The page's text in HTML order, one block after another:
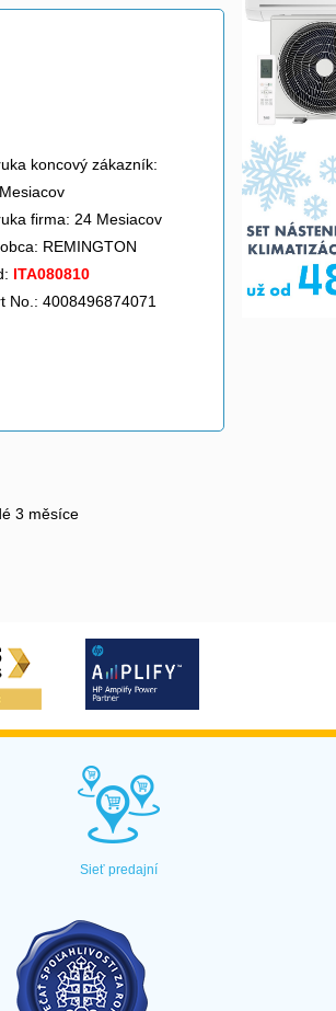
koncový zákazník:
firma: 24 Mesiacov
REMINGTON
ITA080810
No.: 4008496874071
3 měsíce
Sieť predajní